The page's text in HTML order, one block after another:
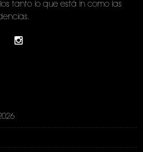
tanto lo que está in como las